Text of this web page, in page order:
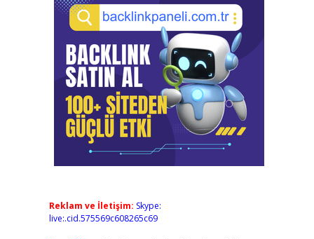
Reklam ve İletişim: Skype:
live:.cid.575569c608265c69